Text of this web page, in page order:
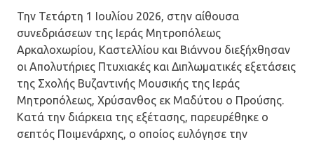
Την Τετάρτη 1 Ιουλίου 2026, στην αίθουσα
συνεδριάσεων της Ιεράς Μητροπόλεως
Αρκαλοχωρίου, Καστελλίου και Βιάννου διεξήχθησαν
οι Απολυτήριες Πτυχιακές και Διπλωματικές εξετάσεις
της Σχολής Βυζαντινής Μουσικής της Ιεράς
Μητροπόλεως, Χρύσανθος εκ Μαδύτου ο Προύσης.
Κατά την διάρκεια της εξέτασης, παρευρέθηκε ο
σεπτός Ποιμενάρχης, ο οποίος ευλόγησε την